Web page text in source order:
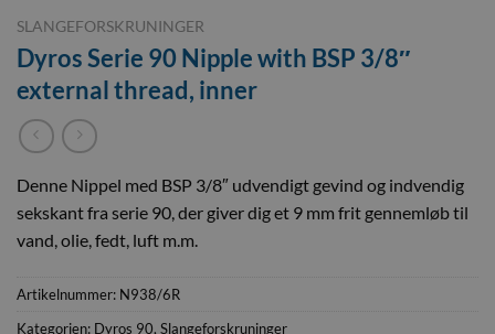
SLANGEFORSKRUNINGER
Dyros Serie 90 Nipple with BSP 3/8″
external thread, inner
Denne Nippel med BSP 3/8″ udvendigt gevind og indvendig
sekskant fra serie 90, der giver dig et 9 mm frit gennemløb til
vand, olie, fedt, luft m.m.
Artikelnummer: N938/6R
Kategorien: Dyros 90, Slangeforskruninger